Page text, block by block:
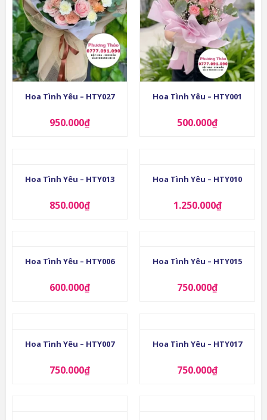
Hoa Tình Yêu – HTY027
950.000₫
Hoa Tình Yêu – HTY001
500.000₫
Hoa Tình Yêu – HTY013
850.000₫
Hoa Tình Yêu – HTY010
1.250.000₫
Hoa Tình Yêu – HTY006
600.000₫
Hoa Tình Yêu – HTY015
750.000₫
Hoa Tình Yêu – HTY007
750.000₫
Hoa Tình Yêu – HTY017
750.000₫